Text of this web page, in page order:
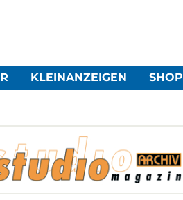
KLEINANZEIGEN SHOP